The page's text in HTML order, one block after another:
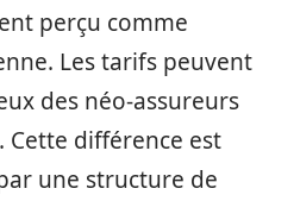
perçu comme
Les tarifs peuvent
des néo-assureurs
Cette différence est
une structure de